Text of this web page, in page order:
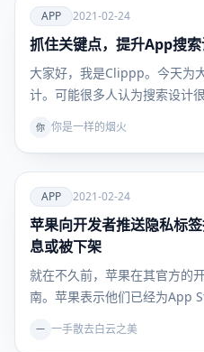
爱
APP
APP 2021-02-24
抓住关键点，提升App搜索
大家好，我是Clippp。今天为
计。可能很多人认为搜索设计
你 你是一样的烟火
爱
APP
APP 2021-02-24
苹果向开发者推送隐私标
息或被下架
就在不久前，苹果在其官方的
南。苹果表示他们已经为App
一 一手散去白云之美